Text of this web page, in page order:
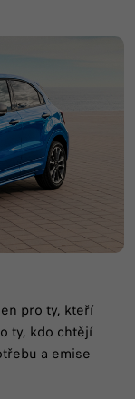
pro ty, kteří
ty, kdo chtějí
a emise